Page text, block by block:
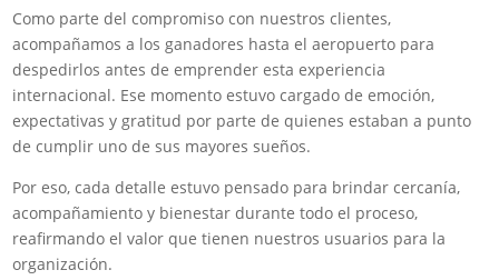
Como parte del compromiso con nuestros clientes,
acompañamos a los ganadores hasta el aeropuerto para
despedirlos antes de emprender esta experiencia
internacional. Ese momento estuvo cargado de emoción,
expectativas y gratitud por parte de quienes estaban a punto
de cumplir uno de sus mayores sueños.
Por eso, cada detalle estuvo pensado para brindar cercanía,
acompañamiento y bienestar durante todo el proceso,
reafirmando el valor que tienen nuestros usuarios para la
organización.